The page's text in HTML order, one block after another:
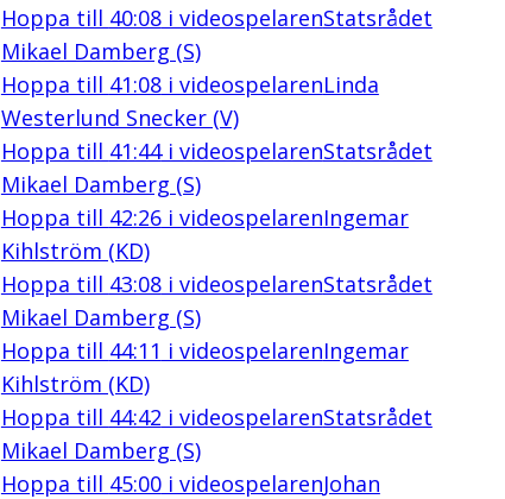
Hoppa till 40:08i videospelarenStatsrådet
Mikael Damberg (S)
Hoppa till 41:08i videospelarenLinda
Westerlund Snecker (V)
Hoppa till 41:44i videospelarenStatsrådet
Mikael Damberg (S)
Hoppa till 42:26i videospelarenIngemar
Kihlström (KD)
Hoppa till 43:08i videospelarenStatsrådet
Mikael Damberg (S)
Hoppa till 44:11 i videospelarenIngemar
Kihlström (KD)
Hoppa till 44:42 i videospelarenStatsrådet
Mikael Damberg (S)
Hoppa till 45:00i videospelarenJohan